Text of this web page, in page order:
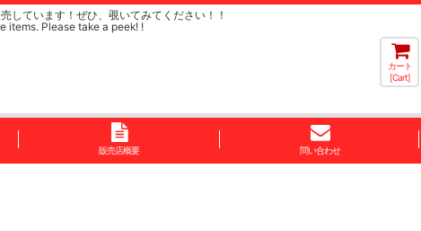
しています！ぜひ、覗いてみてください！！
items. Please take a peek! !
カート
[Cart]
販売店概要 問い合わせ